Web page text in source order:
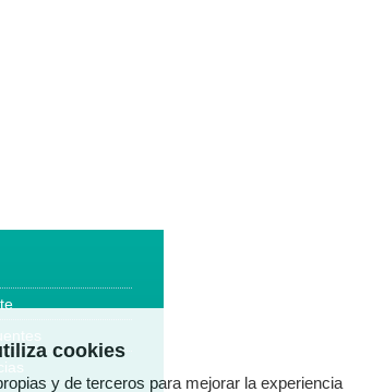
cookies
y de terceros para mejorar la experiencia